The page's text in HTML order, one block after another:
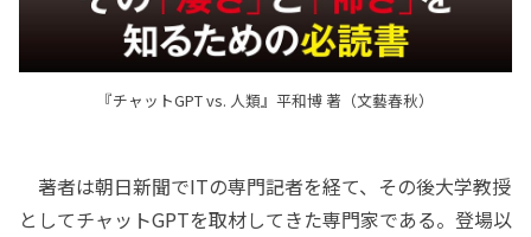
『チャットGPT vs. 人類』平和博 著（文藝春秋）
著者は朝日新聞でITの専門記者を経て、その後大学教授
としてチャットGPTを取材してきた専門家である。登場以